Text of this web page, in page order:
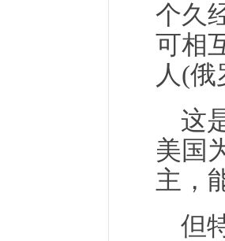
个久
可相
人(
这
美国
主，
但